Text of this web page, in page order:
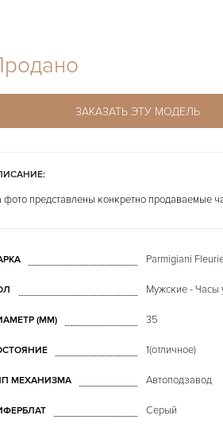
ЗАКАЗАТЬ ЭТУ МОДЕЛЬ
фото представлены конкретно продаваемые
Parmigiani
Мужские - Часы
(MM) 35
1(отличное)
МЕХАНИЗМА Автоподзавод
Серый